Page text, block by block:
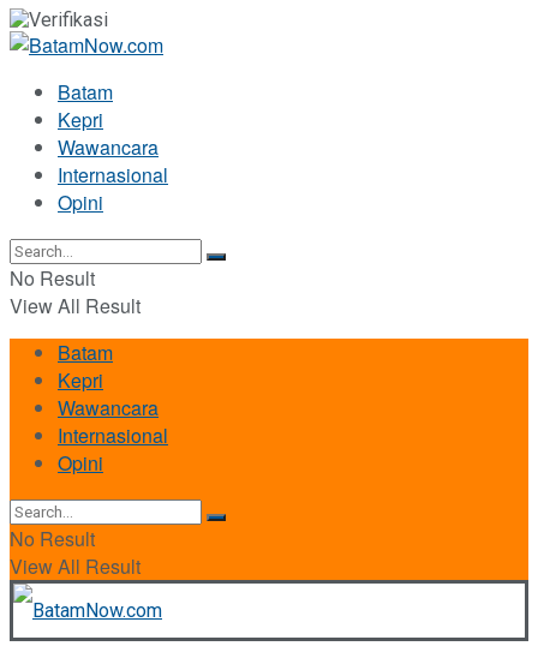
Batam
Kepri
Wawancara
Internasional
Opini
No Result
View All Result
Batam
Kepri
Wawancara
Internasional
Opini
No Result
View All Result